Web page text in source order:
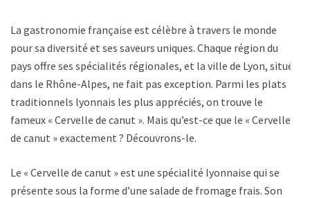
La gastronomie française est célèbre à travers le monde
pour sa diversité et ses saveurs uniques. Chaque région du
pays offre ses spécialités régionales, et la ville de Lyon, située
dans le Rhône-Alpes, ne fait pas exception. Parmi les plats
traditionnels lyonnais les plus appréciés, on trouve le
fameux « Cervelle de canut ». Mais qu’est-ce que le « Cervelle
de canut » exactement ? Découvrons-le.
Le « Cervelle de canut » est une spécialité lyonnaise qui se
présente sous la forme d’une salade de fromage frais. Son